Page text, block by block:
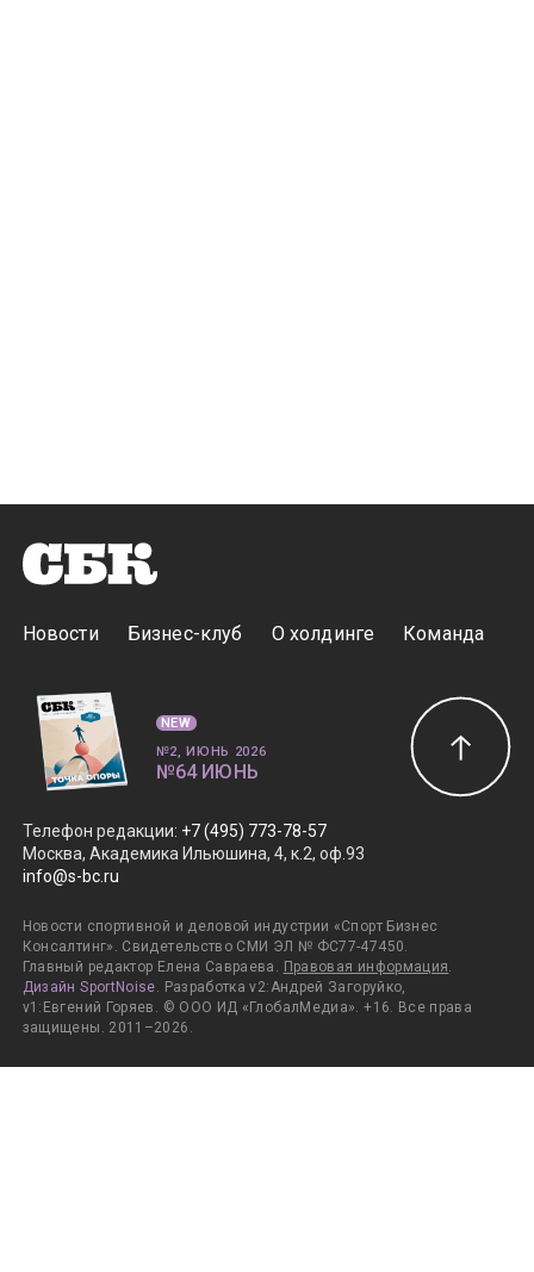
Новости Бизнес-клуб О холдинге Команда
Телефон редакции: +7 (495) 773-78-57
Москва, Академика Ильюшина, 4, к.2, оф.93
info@s-bc.ru
Новости спортивной и деловой индустрии «Спорт Бизнес
Консалтинг». Свидетельство СМИ ЭЛ № ФС77-47450.
Главный редактор Елена Савраева. Правовая информация.
Дизайн SportNoise. Разработка v2:Андрей Загоруйко,
v1:Евгений Горяев. © ООО ИД «ГлобалМедиа». +16. Все права
защищены. 2011–2026.
NEW
№2, ИЮНЬ 2026
№64 ИЮНЬ